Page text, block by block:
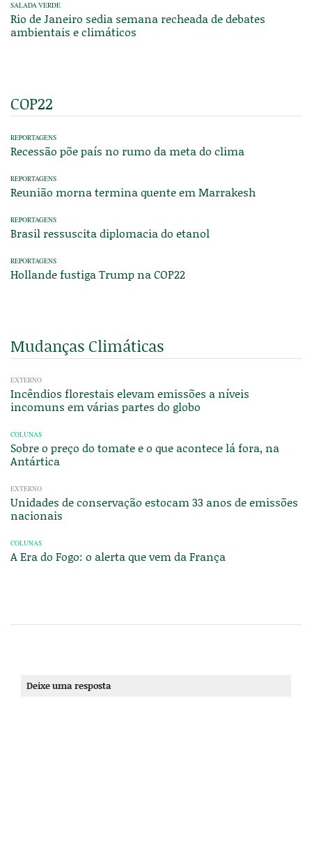
SALADA VERDE
Rio de Janeiro sedia semana recheada de debates
ambientais e climáticos
COP22
REPORTAGENS
Recessão põe país no rumo da meta do clima
REPORTAGENS
Reunião morna termina quente em Marrakesh
REPORTAGENS
Brasil ressuscita diplomacia do etanol
REPORTAGENS
Hollande fustiga Trump na COP22
Mudanças Climáticas
EXTERNO
Incêndios florestais elevam emissões a níveis
incomuns em várias partes do globo
COLUNAS
Sobre o preço do tomate e o que acontece lá fora, na
Antártica
EXTERNO
Unidades de conservação estocam 33 anos de emissões
nacionais
COLUNAS
A Era do Fogo: o alerta que vem da França
Deixe uma resposta